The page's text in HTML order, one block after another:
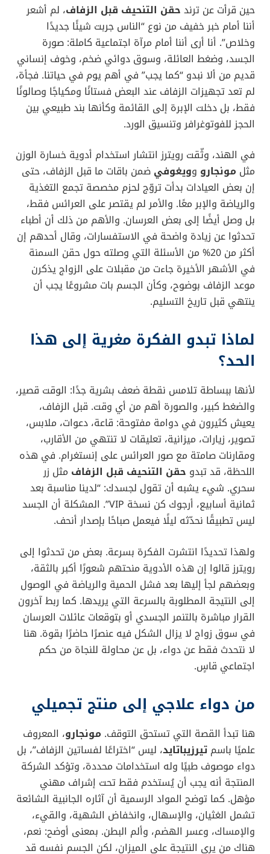
حين قرأت عن ترند حقن التنحيف قبل الزفاف، لم أشعر
أننا أمام خبر خفيف من نوع “الناس جربت شيئًا جديدًا
وخلاص”. أنا أرى أننا أمام مرآة اجتماعية كاملة: صورة
الجسد، وضغط العائلة، وسوق دوائي ضخم، وخوف إنساني
قديم من ألا نبدو “كما يجب” في أهم يوم في حياتنا. فجأة،
لم تعد تجهيزات الزفاف عند البعض فستانًا ومكياجًا وصالونًا
فقط، بل دخلت الإبرة إلى القائمة وكأنها بند طبيعي بين
الحجز للفوتوغرافر وتنسيق الورد.
في الهند، وثّقت رويترز انتشار استخدام أدوية خسارة الوزن
مثل مونجارو وويغوفي ضمن باقات ما قبل الزفاف، حتى
إن بعض العيادات بدأت تروّج لحزم مخصصة تجمع التغذية
والرياضة والإبر معًا. والأمر لم يقتصر على العرائس فقط،
بل وصل أيضًا إلى بعض العرسان. والأهم من ذلك أن أطباء
تحدثوا عن زيادة واضحة في الاستفسارات، وقال أحدهم إن
أكثر من 20% من الأسئلة التي وصلته حول حقن السمنة
في الأشهر الأخيرة جاءت من مقبلات على الزواج يذكرن
موعد الزفاف بوضوح، وكأن الجسم بات مشروعًا يجب أن
ينتهي قبل تاريخ التسليم.
لماذا تبدو الفكرة مغرية إلى هذا
الحد؟
لأنها ببساطة تلامس نقطة ضعف بشرية جدًا: الوقت قصير،
والضغط كبير، والصورة أهم من أي وقت. قبل الزفاف،
يعيش كثيرون في دوامة مفتوحة: قاعة، دعوات، ملابس،
تصوير، زيارات، ميزانية، تعليقات لا تنتهي من الأقارب،
ومقارنات صامتة مع صور العرائس على إنستغرام. في هذه
اللحظة، قد تبدو حقن التنحيف قبل الزفاف مثل زر
سحري. شيء يشبه أن تقول لجسدك: “لدينا مناسبة بعد
ثمانية أسابيع، أرجوك كن نسخة VIP”. المشكلة أن الجسد
ليس تطبيقًا نحدّثه ليلًا فيعمل صباحًا بإصدار أنحف.
ولهذا تحديدًا انتشرت الفكرة بسرعة. بعض من تحدثوا إلى
رويترز قالوا إن هذه الأدوية منحتهم شعورًا أكبر بالثقة،
وبعضهم لجأ إليها بعد فشل الحمية والرياضة في الوصول
إلى النتيجة المطلوبة بالسرعة التي يريدها. كما ربط آخرون
القرار مباشرة بالتنمر الجسدي أو بتوقعات عائلات العرسان
في سوق زواج لا يزال الشكل فيه عنصرًا حاضرًا بقوة. هنا
لا نتحدث فقط عن دواء، بل عن محاولة للنجاة من حكم
اجتماعي قاسٍ.
من دواء علاجي إلى منتج تجميلي
هنا تبدأ القصة التي تستحق التوقف. مونجارو، المعروف
علميًا باسم تيرزيباتايد، ليس “اختراعًا لفساتين الزفاف”، بل
دواء موصوف طبيًا وله استخدامات محددة، وتؤكد الشركة
المنتجة أنه يجب أن يُستخدم فقط تحت إشراف مهني
مؤهل. كما توضح المواد الرسمية أن آثاره الجانبية الشائعة
تشمل الغثيان، والإسهال، وانخفاض الشهية، والقيء،
والإمساك، وعسر الهضم، وألم البطن. بمعنى أوضح: نعم،
هناك من يرى النتيجة على الميزان، لكن الجسم نفسه قد